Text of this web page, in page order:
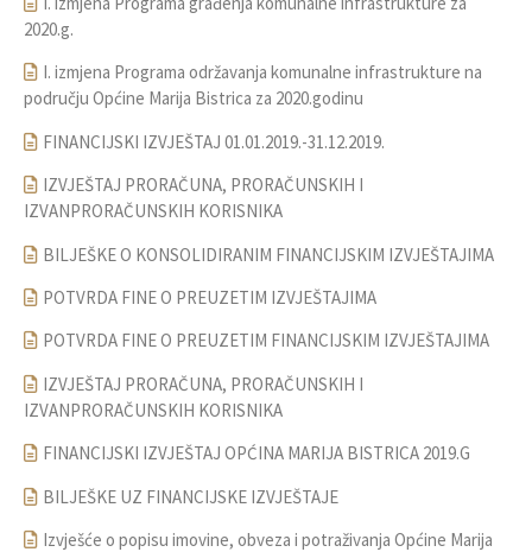
2020.g.
I. izmjena Programa održavanja komunalne infrastrukture na
području Općine Marija Bistrica za 2020.godinu
FINANCIJSKI IZVJEŠTAJ 01.01.2019.-31.12.2019.
IZVJEŠTAJ PRORAČUNA, PRORAČUNSKIH I
IZVANPRORAČUNSKIH KORISNIKA
BILJEŠKE O KONSOLIDIRANIM FINANCIJSKIM IZVJEŠTAJIMA
POTVRDA FINE O PREUZETIM IZVJEŠTAJIMA
POTVRDA FINE O PREUZETIM FINANCIJSKIM IZVJEŠTAJIMA
IZVJEŠTAJ PRORAČUNA, PRORAČUNSKIH I
IZVANPRORAČUNSKIH KORISNIKA
FINANCIJSKI IZVJEŠTAJ OPĆINA MARIJA BISTRICA 2019.G
BILJEŠKE UZ FINANCIJSKE IZVJEŠTAJE
Izvješće o popisu imovine, obveza i potraživanja Općine Marija